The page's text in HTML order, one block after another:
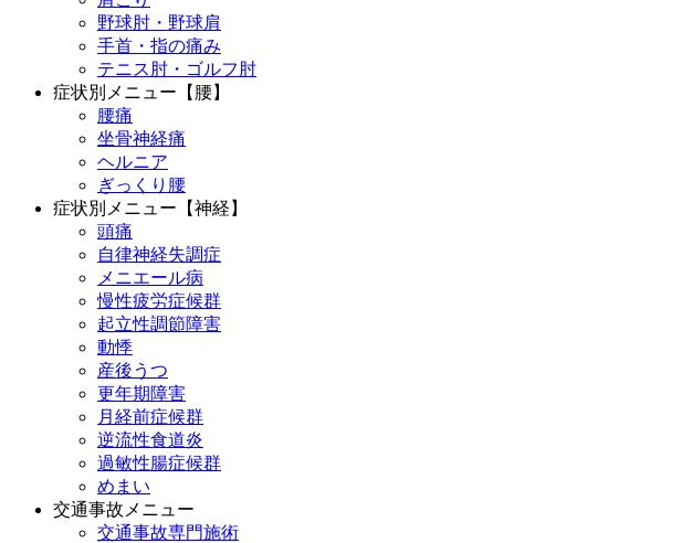
野球肘・野球肩
手首・指の痛み
テニス肘・ゴルフ肘
症状別メニュー【腰】
腰痛
坐骨神経痛
ヘルニア
ぎっくり腰
症状別メニュー【神経】
頭痛
自律神経失調症
メニエール病
慢性疲労症候群
起立性調節障害
動悸
産後うつ
更年期障害
月経前症候群
逆流性食道炎
過敏性腸症候群
めまい
交通事故メニュー
交通事故専門施術